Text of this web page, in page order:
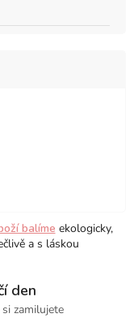
ks
ks
balíme ekologicky,
a s láskou
den
zamilujete